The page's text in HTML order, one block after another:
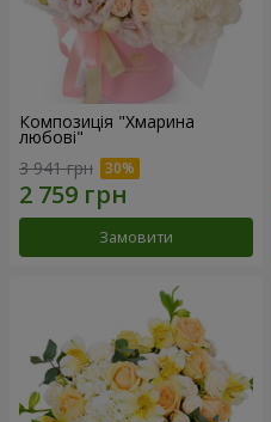
Композиція "Хмарина
любові"
3 941 грн
Замовити